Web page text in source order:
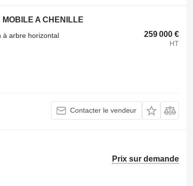
A CHENILLE
259 000 €
HT
à arbre horizontal
Contacter le vendeur
Prix sur demande